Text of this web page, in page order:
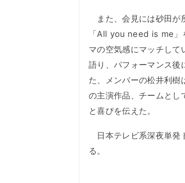
また、会見には砂田が
「All you need is me」
マの空気感にマッチして
語り、パフォーマンス後
た、メンバーの松井利樹
の主演作品、チームとし
と喜びを伝えた。
日本テレビ系深夜単発
る。